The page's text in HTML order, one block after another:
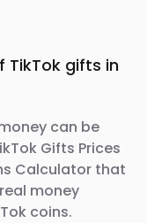
TikTok gifts in
can be
Gifts Prices
Calculator that
money
coins.